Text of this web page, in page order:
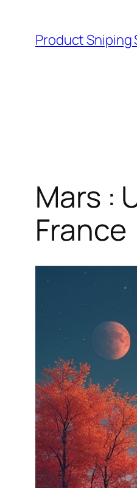
content
Product Sniping
Mars :
France